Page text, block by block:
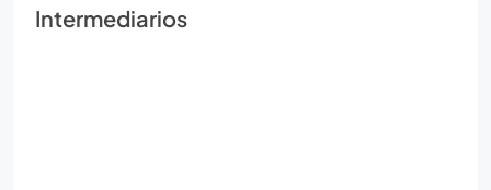
Intermediarios